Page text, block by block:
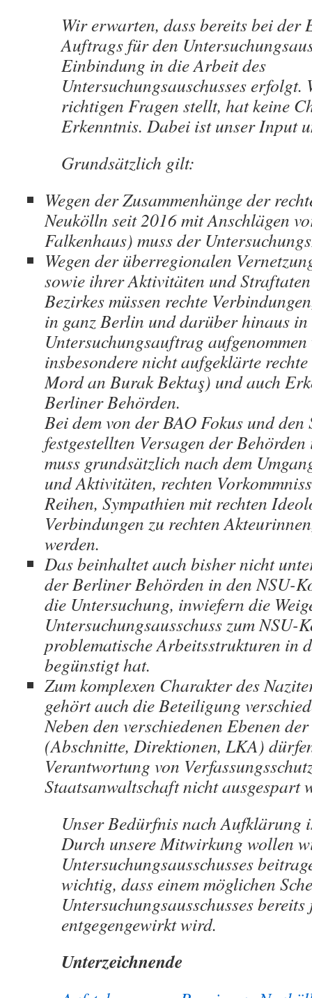
Wir erwarten, dass bereits bei der
Auftrags für den
Einbindung in die Arbeit des
Untersuchungsauschusses erfolgt.
richtigen Fragen stellt, hat keine
Erkenntnis. Dabei ist unser Input
Grundsätzlich gilt:
Wegen der Zusammenhänge der
Neukölln seit 2016 mit Anschlägen
Falkenhaus) muss der
Wegen der überregionalen
sowie ihrer Aktivitäten und
Bezirkes müssen rechte
in ganz Berlin und darüber hinaus in
Untersuchungsauftrag
insbesondere nicht aufgeklärte
Mord an Burak Bektaş) und auch
Berliner Behörden.
Bei dem von der BAO Fokus und
festgestellten Versagen der
muss grundsätzlich nach dem
und Aktivitäten, rechten
Reihen, Sympathien mit rechten
Verbindungen zu rechten
werden.
Das beinhaltet auch bisher nicht
der Berliner Behörden in den NSU-
die Untersuchung, inwiefern die
Untersuchungsausschuss zum NSU-
problematische Arbeitsstrukturen in
begünstigt hat.
Zum komplexen Charakter des
gehört auch die Beteiligung
Neben den verschiedenen Ebenen
(Abschnitte, Direktionen, LKA)
Verantwortung von
Staatsanwaltschaft nicht ausgespart
Unser Bedürfnis nach Aufklärung
Durch unsere Mitwirkung wollen
Untersuchungsausschusses
wichtig, dass einem möglichen
Untersuchungsausschusses bereits
entgegengewirkt wird.
Unterzeichnende